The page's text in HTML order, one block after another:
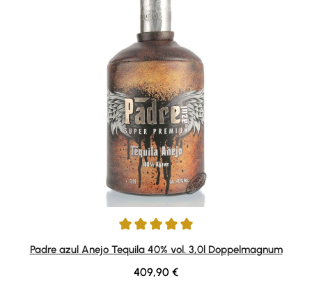
Durchschnittliche Bewertung von 5 von 5 Sternen
Padre azul Anejo Tequila 40% vol. 3,0l Doppelmagnum
Regulärer Preis:
409,90 €